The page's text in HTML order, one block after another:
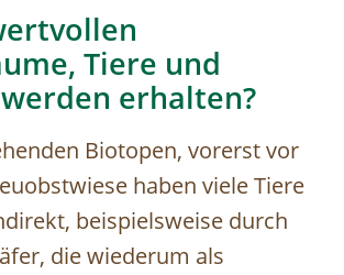
Tiere und
erhalten?
Biotopen, vorerst vor
haben viele Tiere
beispielsweise durch
die wiederum als